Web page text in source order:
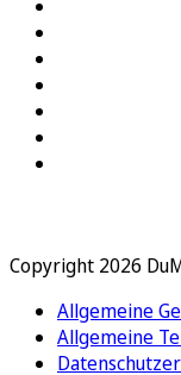
Copyright 2026
Allgemeine
Allgemeine